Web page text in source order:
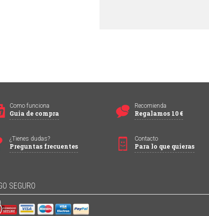
Como funciona
Guia de compra
Recomienda
Regalamos 10 €
¿Tienes dudas?
Preguntas frecuentes
Contacto
Para lo que quieras
SEGURO